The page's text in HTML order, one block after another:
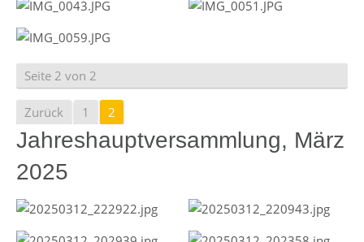
Seite 2 von 2
Zurück 1 2
Jahreshauptversammlung, März
2025